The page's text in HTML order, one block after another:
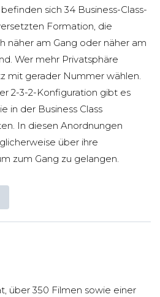
sich 34 Business-Class-
Formation, die
näher am Gang oder näher am
Wer mehr Privatsphäre
mit gerader Nummer wählen.
2-3-2-Konfiguration gibt es
in der Business Class
In diesen Anordnungen
über ihre
zum Gang zu gelangen.
über 350 Filmen sowie einer